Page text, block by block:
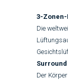
3-
Die
Der